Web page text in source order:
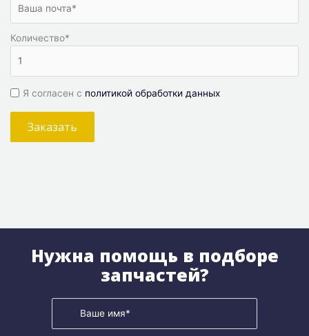
Количество*
Я согласен с политикой обработки данных
Заказать
Нужна помощь в подборе
запчастей?